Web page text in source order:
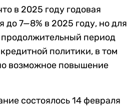
в 2025 году годовая
до 7—8% в 2025 году, но для
продолжительный период
политики, в том
возможное повышение
состоялось 14 февраля